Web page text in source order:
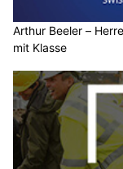
Arthur Beeler –
mit Klasse